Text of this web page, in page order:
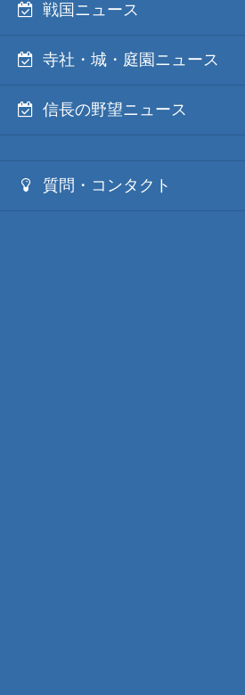
戦国ニュース
寺社・城・庭園ニュース
信長の野望ニュース
質問・コンタクト